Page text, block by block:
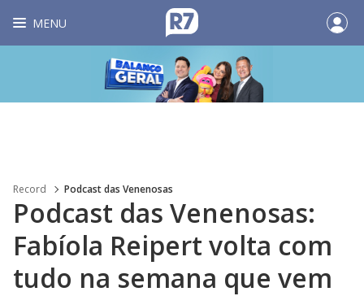
MENU
Record Podcast das Venenosas
Podcast das Venenosas:
Fabíola Reipert volta com
tudo na semana que vem